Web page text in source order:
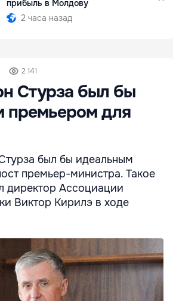
прибыль в Молдову
2 часа назад
2 141
Стурза был бы
премьером для
был бы идеальным
премьер-министра. Такое
директор Ассоциации
Виктор Кирилэ в ходе